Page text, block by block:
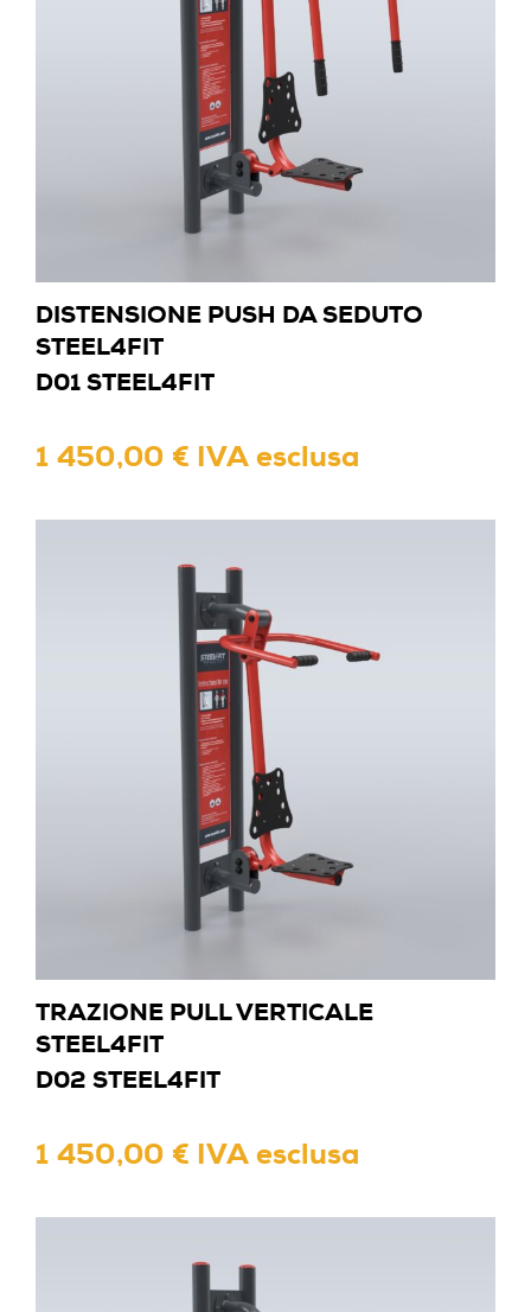
DISTENSIONE PUSH DA SEDUTO
STEEL4FIT
D01 STEEL4FIT
1 450,00 € IVA esclusa
TRAZIONE PULL VERTICALE
STEEL4FIT
D02 STEEL4FIT
1 450,00 € IVA esclusa